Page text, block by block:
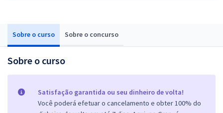
Sobre o curso Sobre o concurso
Sobre o curso
Satisfação garantida ou seu dinheiro de volta!
Você poderá efetuar o cancelamento e obter 100% do